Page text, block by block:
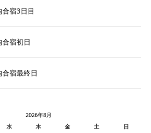
宿3日目
合宿初日
宿最終日
2026年8月
水 木 金 土 日